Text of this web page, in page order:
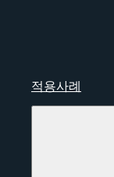
적용사례